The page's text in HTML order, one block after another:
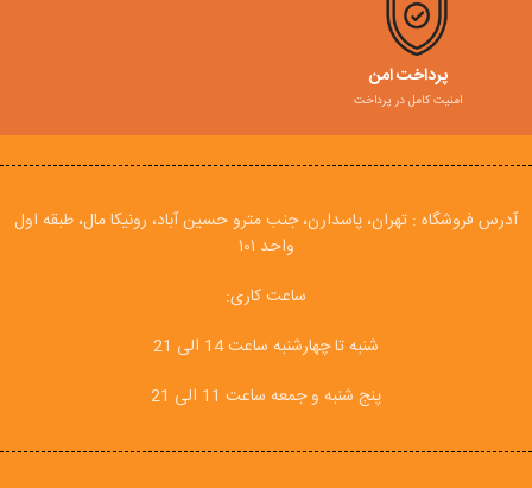
پرداخت امن
امنیت کامل در پرداخت
آدرس فروشگاه : تهران، پاسدارن، جنب مترو حسین آباد، رونیکا مال، طبقه اول
واحد ۱۰۱
ساعت کاری:
شنبه تا چهارشنبه ساعت 14 الی 21
پنج شنبه و جمعه ساعت 11 الی 21